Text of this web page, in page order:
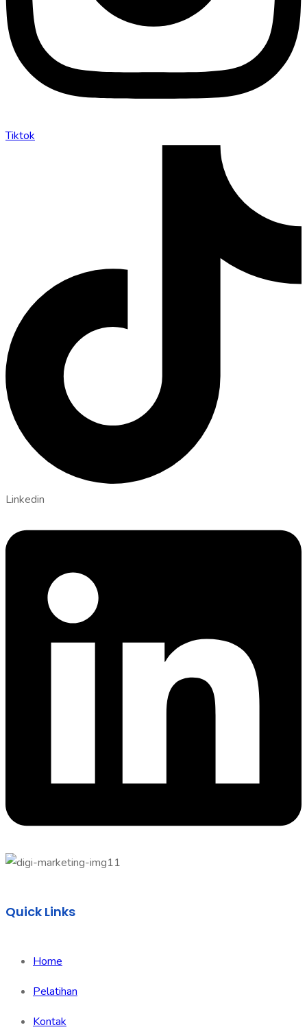
Tiktok
Linkedin
Quick Links
Home
Pelatihan
Kontak